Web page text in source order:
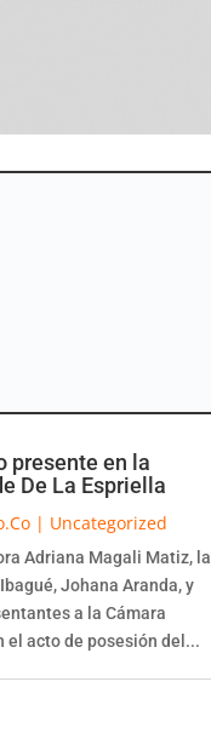
presente en la
De La Espriella
| Uncategorized
Adriana Magali Matiz, la
Johana Aranda, y
a la Cámara
el acto de posesión del...